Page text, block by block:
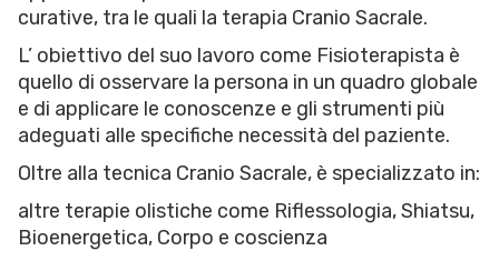
curative, tra le quali la terapia Cranio Sacrale.
L’ obiettivo del suo lavoro come Fisioterapista è
quello di osservare la persona in un quadro globale
e di applicare le conoscenze e gli strumenti più
adeguati alle specifiche necessità del paziente.
Oltre alla tecnica Cranio Sacrale, è specializzato in:
altre terapie olistiche come Riflessologia, Shiatsu,
Bioenergetica, Corpo e coscienza